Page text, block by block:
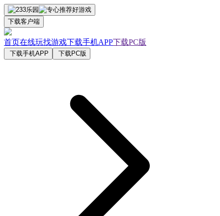
下载客户端
首页在线玩找游戏下载手机APP下载PC版
下载手机APP 下载PC版